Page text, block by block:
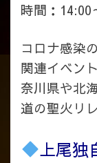
時間：
コロナ感染
関連イベン
奈川県や北
道の聖火リ
上尾独